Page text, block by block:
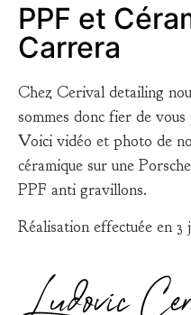
PPF et
Carrera
Chez Cerival detailing
sommes donc fier de
Voici vidéo et photo de
céramique sur une
PPF anti gravillons.
Réalisation effectuée en 3